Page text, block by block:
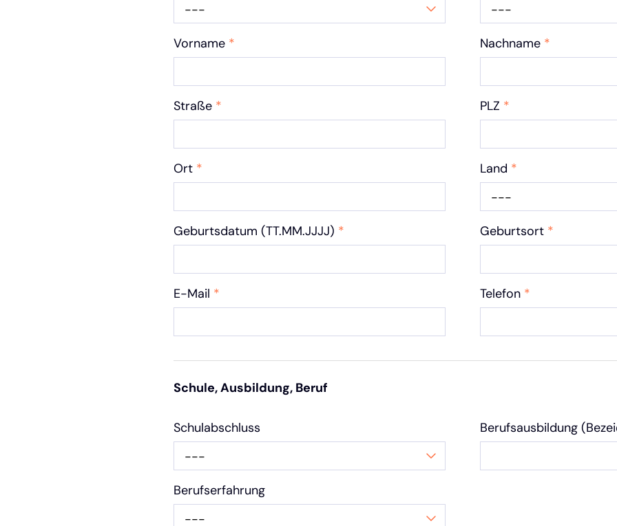
---
---
Vorname * Nachname *
Straße * PLZ *
Ort * Land *
---
Geburtsdatum (TT.MM.JJJJ) * Geburtsort *
E-Mail * Telefon *
Schule, Ausbildung, Beruf
Schulabschluss
---
Berufsausbildung
Berufserfahrung
---